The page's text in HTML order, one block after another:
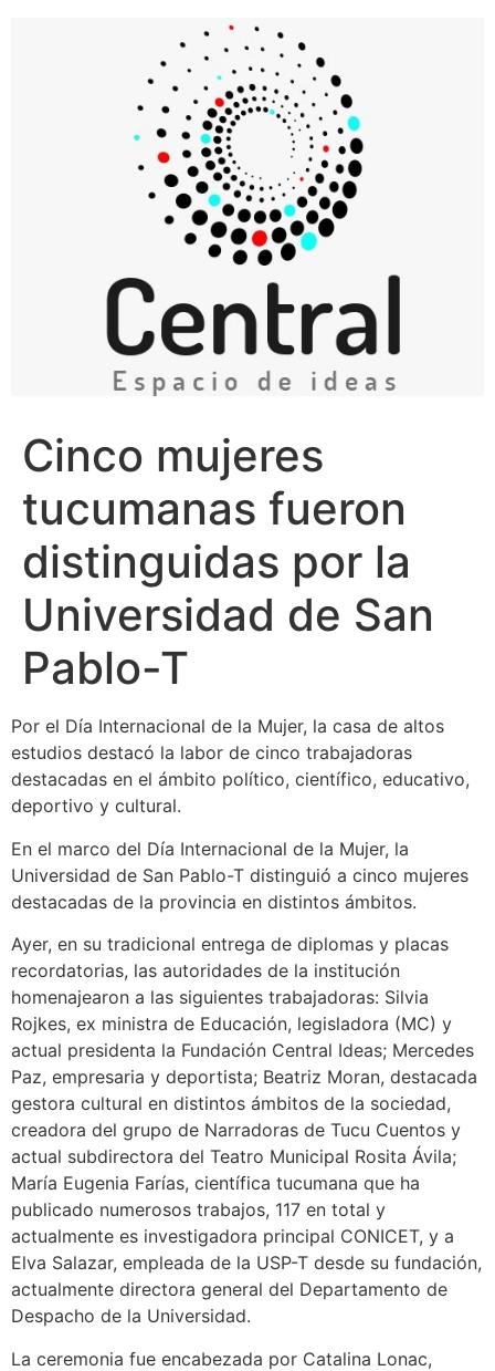
Cinco mujeres
tucumanas fueron
distinguidas por la
Universidad de San
Pablo-T
Por el Día Internacional de la Mujer, la casa de altos
estudios destacó la labor de cinco trabajadoras
destacadas en el ámbito político, científico, educativo,
deportivo y cultural.
En el marco del Día Internacional de la Mujer, la
Universidad de San Pablo-T distinguió a cinco mujeres
destacadas de la provincia en distintos ámbitos.
Ayer, en su tradicional entrega de diplomas y placas
recordatorias, las autoridades de la institución
homenajearon a las siguientes trabajadoras: Silvia
Rojkes, ex ministra de Educación, legisladora (MC) y
actual presidenta la Fundación Central Ideas; Mercedes
Paz, empresaria y deportista; Beatriz Moran, destacada
gestora cultural en distintos ámbitos de la sociedad,
creadora del grupo de Narradoras de Tucu Cuentos y
actual subdirectora del Teatro Municipal Rosita Ávila;
María Eugenia Farías, científica tucumana que ha
publicado numerosos trabajos, 117 en total y
actualmente es investigadora principal CONICET, y a
Elva Salazar, empleada de la USP-T desde su fundación,
actualmente directora general del Departamento de
Despacho de la Universidad.
La ceremonia fue encabezada por Catalina Lonac,